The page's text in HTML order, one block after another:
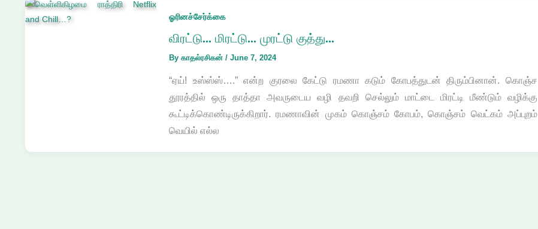
ஓரினச்சேர்க்கை
விரட்டு… மிரட்டு… முரட்டு குத்து…
By காதல்ரசிகன் / June 7, 2024
“ஏய்! உஸ்ஸ்ஸ்….” என்ற குரலை கேட்டு ரமணா கடும் கோபத்துடன் திரும்பினான். கொஞ்ச
தூரத்தில் ஒரு தாத்தா அவருடைய வழி தவறி செல்லும் மாட்டை மிரட்டி மீண்டும் வழிக்கு
கூட்டிக்கொண்டிருக்கிறார். ரமணாவின் முகம் கொஞ்சம் கோபம், கொஞ்சம் வெட்கம் அப்புறம்
வெயில் எல்ல